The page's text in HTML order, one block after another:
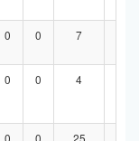
0 0 7
0 0 4
0 0 25